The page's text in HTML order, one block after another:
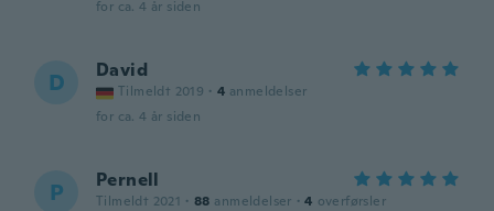
for ca. 4 år siden
D David
Tilmeldt 2019 · 4 anmeldelser
for ca. 4 år siden
P Pernell
Tilmeldt 2021 · 88 anmeldelser · 4 overførsler